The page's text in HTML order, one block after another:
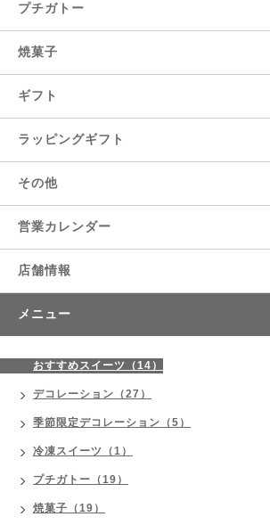
プチガトー
焼菓子
ギフト
ラッピングギフト
その他
営業カレンダー
店舗情報
メニュー
おすすめスイーツ（14）
デコレーション（27）
季節限定デコレーション（5）
冷凍スイーツ（1）
プチガトー（19）
焼菓子（19）